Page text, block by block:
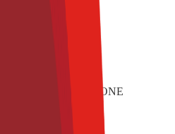
Alpek y Polioles.
X-NONE